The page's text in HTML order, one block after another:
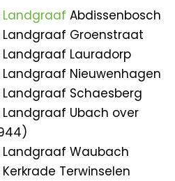
Landgraaf Abdissenbosch
Groenstraat
Lauradorp
Nieuwenhagen
Schaesberg
Ubach over
Waubach
Terwinselen